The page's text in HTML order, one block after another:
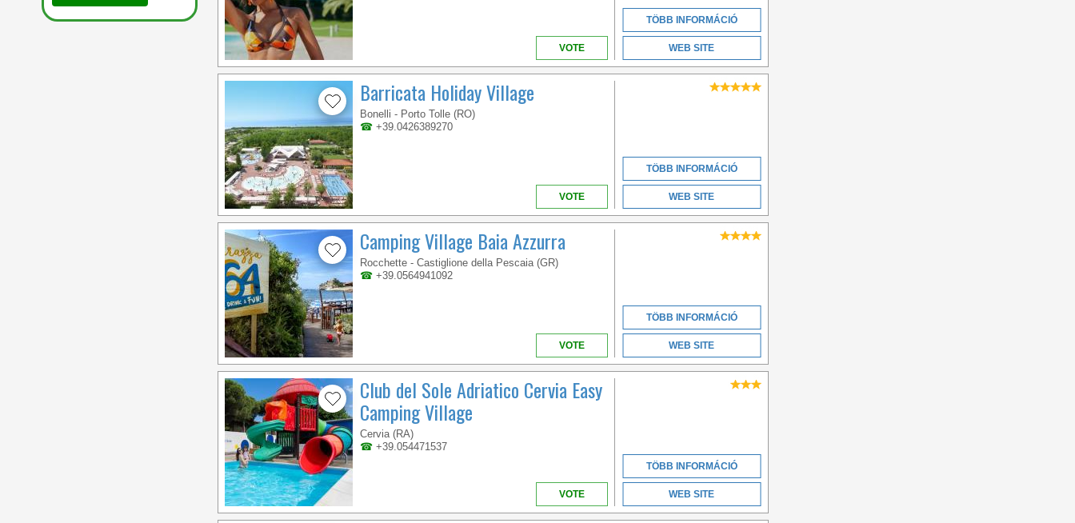
VOTE
TÖBB INFORMÁCIÓ
WEB SITE
Barricata Holiday Village
Bonelli - Porto Tolle (RO)
☎ +39.0426389270
VOTE
TÖBB INFORMÁCIÓ
WEB SITE
Camping Village Baia Azzurra
Rocchette - Castiglione della Pescaia (GR)
☎ +39.0564941092
VOTE
TÖBB INFORMÁCIÓ
WEB SITE
Club del Sole Adriatico Cervia Easy
Camping Village
Cervia (RA)
☎ +39.054471537
VOTE
TÖBB INFORMÁCIÓ
WEB SITE